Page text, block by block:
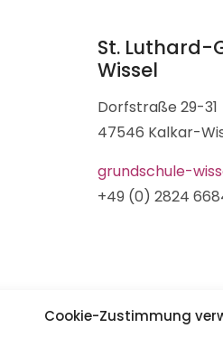
Cookie-Zustimmung
St. Luthard-
Wissel
Dorfstraße 29-31
47546 Kalkar-
grundschule-
+49 (0) 2824